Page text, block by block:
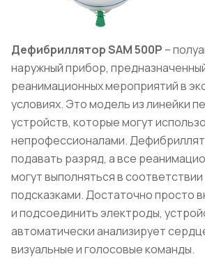
ДефибрилляторSAM500Р –
наружный прибор,
реанимационных мероприятий в
условиях. Это модель из линейки
устройств, которые могут
непрофессионалами.
подавать разряд, а все
могут выполняться в
подсказками. Достаточно просто
и подсоединить электроды,
автоматически анализирует
визуальные и голосовые команды.